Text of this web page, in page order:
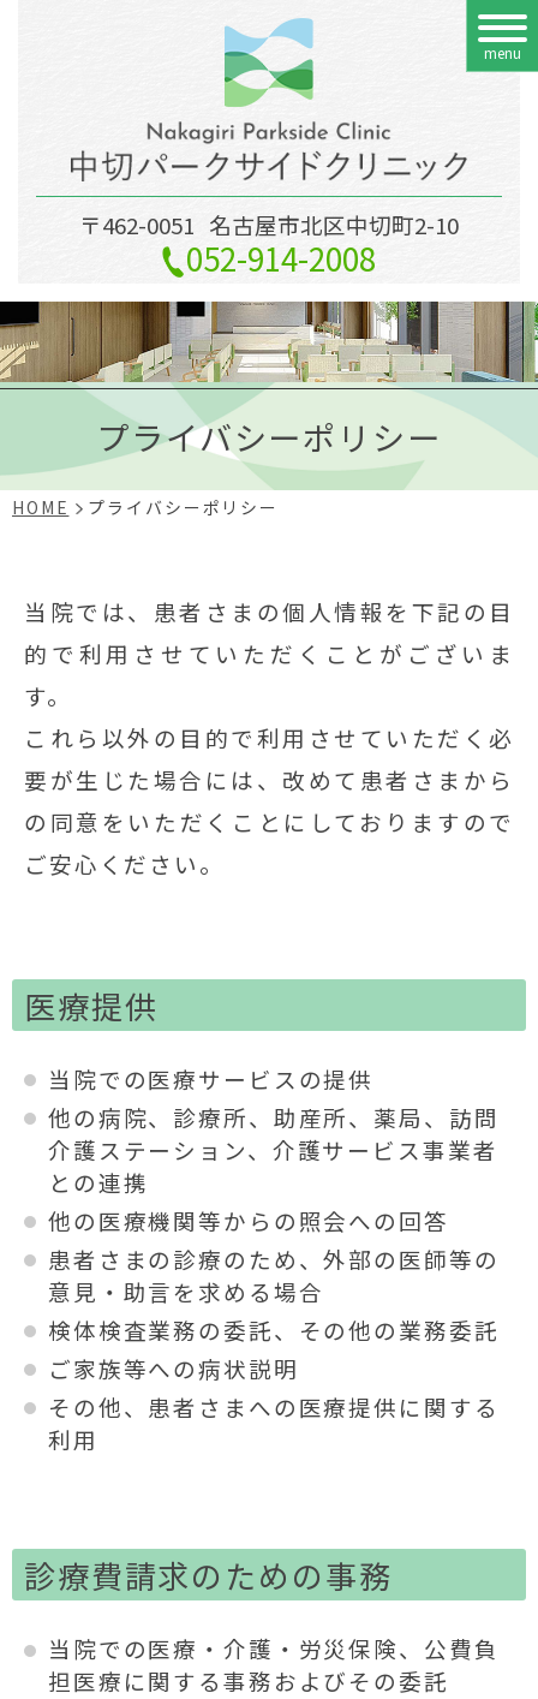
〒462-0051 名古屋市北区中切町2-10
052-914-2008
menu
プライバシーポリシー
HOME プライバシーポリシー
当院では、患者さまの個人情報を下記の目
的で利用させていただくことがございま
す。
これら以外の目的で利用させていただく必
要が生じた場合には、改めて患者さまから
の同意をいただくことにしておりますので
ご安心ください。
医療提供
当院での医療サービスの提供
他の病院、診療所、助産所、薬局、訪問
介護ステーション、介護サービス事業者
との連携
他の医療機関等からの照会への回答
患者さまの診療のため、外部の医師等の
意見・助言を求める場合
検体検査業務の委託、その他の業務委託
ご家族等への病状説明
その他、患者さまへの医療提供に関する
利用
診療費請求のための事務
当院での医療・介護・労災保険、公費負
担医療に関する事務およびその委託